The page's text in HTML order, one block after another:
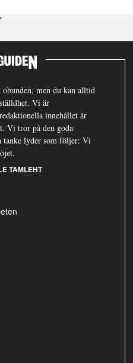
men du kan alltid
Vi är
innehållet är
Vi tror på den goda
tanke lyder som följer: Vi
TAMLEHT